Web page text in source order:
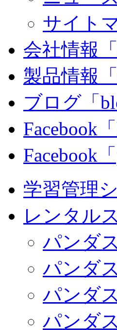
サイト
会社情報「
製品情報
ブログ「
Facebook
Facebook
学習管理
レンタル
パンダ
パンダ
パンダ
パンダ